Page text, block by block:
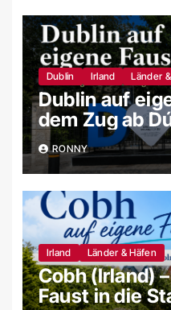
Dublin Irland Länder
Dublin auf
dem Zug ab
RONNY
Irland Länder & Häfen
Cobh (Irland)
Faust in die